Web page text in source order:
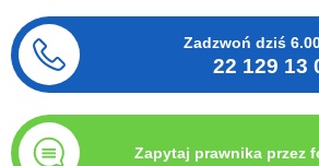
Zadzwoń dziś
22 129 13
Zapytaj prawnika przez